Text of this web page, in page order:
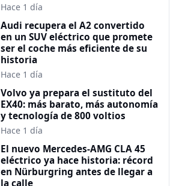
Hace 1 día
Audi recupera el A2 convertido
en un SUV eléctrico que promete
ser el coche más eficiente de su
historia
Hace 1 día
Volvo ya prepara el sustituto del
EX40: más barato, más autonomía
y tecnología de 800 voltios
Hace 1 día
El nuevo Mercedes-AMG CLA 45
eléctrico ya hace historia: récord
en Nürburgring antes de llegar a
la calle